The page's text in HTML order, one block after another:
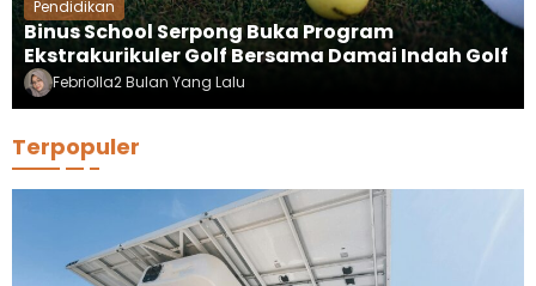
Pendidikan
Binus School Serpong Buka Program
Ekstrakurikuler Golf Bersama Damai Indah Golf
Febriolla2 Bulan Yang Lalu
Terpopuler